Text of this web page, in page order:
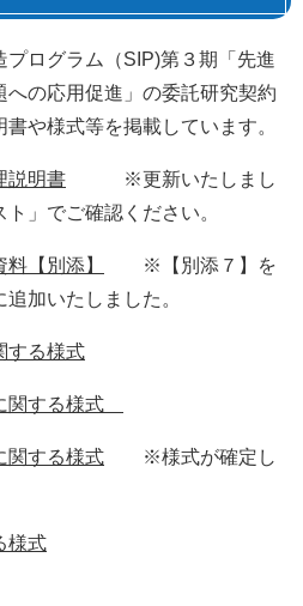
ログラム（SIP)第３期「先進
の応用促進」の委託研究契約
や様式等を掲載しています。
説明書 ※更新いたしまし
スト」でご確認ください。
【別添】
※【別添７】を
加いたしました。
する様式
関する様式
関する様式 ※様式が確定し
様式